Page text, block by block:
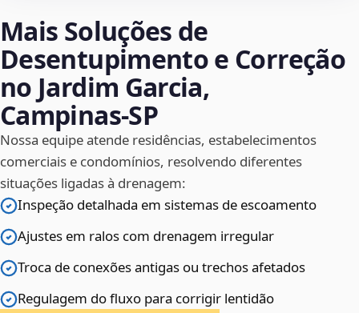
Mais Soluções de
Desentupimento e Correção
no Jardim Garcia,
Campinas‑SP
Nossa equipe atende residências, estabelecimentos
comerciais e condomínios, resolvendo diferentes
situações ligadas à drenagem:
Inspeção detalhada em sistemas de escoamento
Ajustes em ralos com drenagem irregular
Troca de conexões antigas ou trechos afetados
Regulagem do fluxo para corrigir lentidão